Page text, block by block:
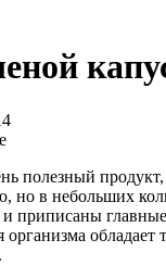
полезный
но в небольших
приписаны
обладает